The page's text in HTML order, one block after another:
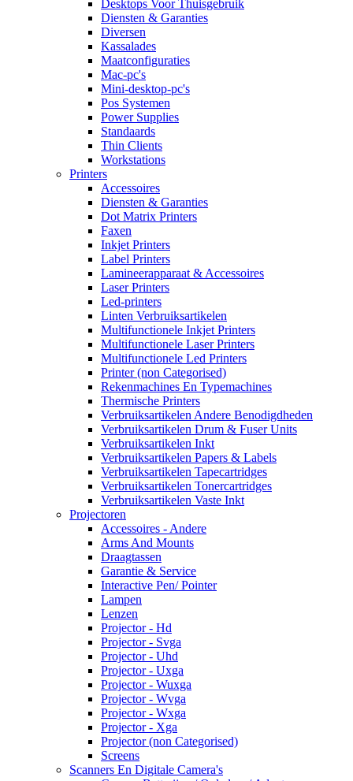
Desktops Voor Thuisgebruik
Diensten & Garanties
Diversen
Kassalades
Maatconfiguraties
Mac-pc's
Mini-desktop-pc's
Pos Systemen
Power Supplies
Standaards
Thin Clients
Workstations
Printers
Accessoires
Diensten & Garanties
Dot Matrix Printers
Faxen
Inkjet Printers
Label Printers
Lamineerapparaat & Accessoires
Laser Printers
Led-printers
Linten Verbruiksartikelen
Multifunctionele Inkjet Printers
Multifunctionele Laser Printers
Multifunctionele Led Printers
Printer (non Categorised)
Rekenmachines En Typemachines
Thermische Printers
Verbruiksartikelen Andere Benodigdheden
Verbruiksartikelen Drum & Fuser Units
Verbruiksartikelen Inkt
Verbruiksartikelen Papers & Labels
Verbruiksartikelen Tapecartridges
Verbruiksartikelen Tonercartridges
Verbruiksartikelen Vaste Inkt
Projectoren
Accessoires - Andere
Arms And Mounts
Draagtassen
Garantie & Service
Interactive Pen/ Pointer
Lampen
Lenzen
Projector - Hd
Projector - Svga
Projector - Uhd
Projector - Uxga
Projector - Wuxga
Projector - Wvga
Projector - Wxga
Projector - Xga
Projector (non Categorised)
Screens
Scanners En Digitale Camera's